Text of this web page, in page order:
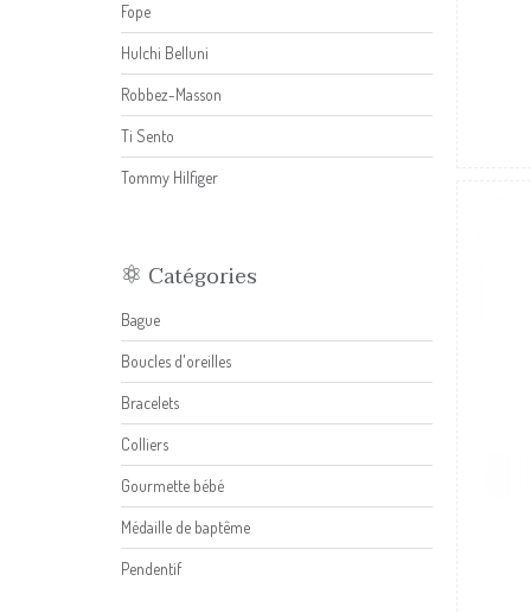
Fope
Hulchi Belluni
Robbez-Masson
Ti Sento
Tommy Hilfiger
Catégories
Bague
Boucles d'oreilles
Bracelets
Colliers
Gourmette bébé
Médaille de baptême
Pendentif